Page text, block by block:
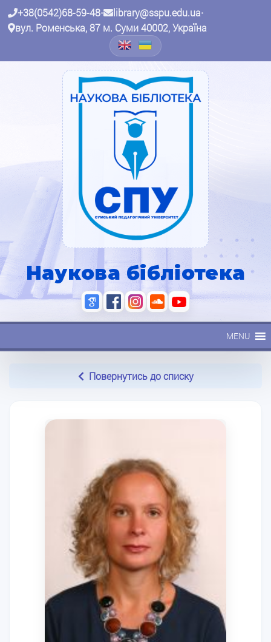
+38(0542)68-59-48• library@sspu.edu.ua•
вул. Роменська, 87 м. Суми 40002, Україна
Наукова бібліотека
MENU
Повернутись до списку